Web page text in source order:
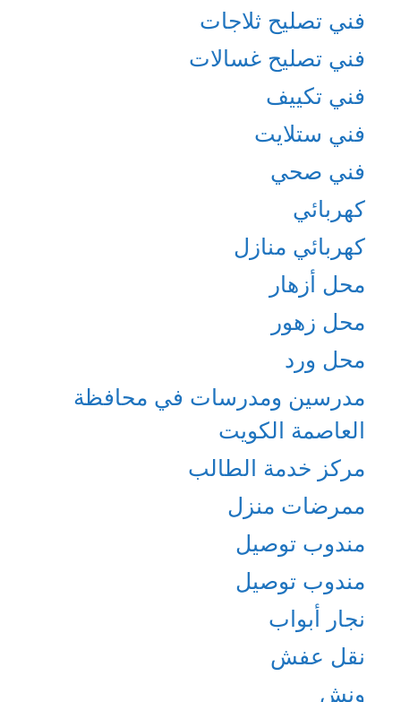
فني تصليح ثلاجات
فني تصليح غسالات
فني تكييف
فني ستلايت
فني صحي
كهربائي
كهربائي منازل
محل أزهار
محل زهور
محل ورد
مدرسين ومدرسات في محافظة
العاصمة الكويت
مركز خدمة الطالب
ممرضات منزل
مندوب توصيل
مندوب توصيل
نجار أبواب
نقل عفش
ونش